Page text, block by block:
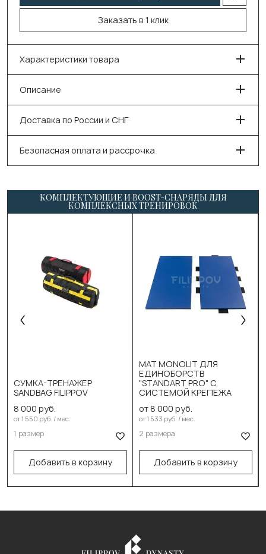
Заказать в 1 клик
Характеристики товара
Описание
Доставка по России и СНГ
Безопасная оплата и рассрочка
КОМПЛЕКТУЮЩИЕ И BOOST-СНАРЯДЫ ДЛЯ
КОМПЛЕКСНЫХ ТРЕНИРОВОК
СУМКА-ТРЕНАЖЕР
SANDBAG FILIPPOV
8 000 руб.
от 1 550 руб. / мес.
1 размер
Добавить в корзину
Выберите размер:
60см/22см/20кг
В корзину
МАТ MONOLIT ДЛЯ
ЕДИНОБОРСТВ
"STANDART PRO" С
СИСТЕМОЙ КРЕПЕЖА
от 8 000 руб.
от 1 533 руб. / мес.
2 размера
Добавить в корзину
Выберите размер:
190см/95см/4см
190см/95см/5см
В корзину